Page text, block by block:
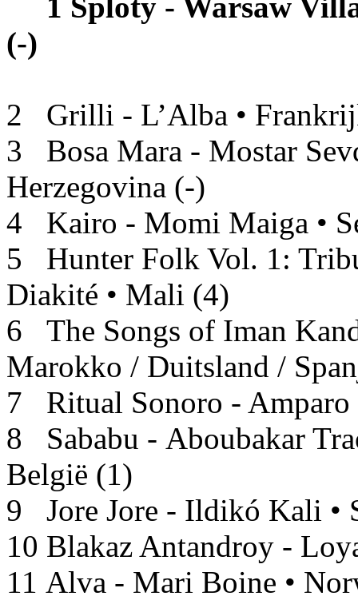
(-)
2 Grilli - L’Alba •
3 Bosa Mara - Mostar
Herzegovina (-)
4 Kairo - Momi Maiga •
5 Hunter Folk Vol. 1:
Diakité • Mali (4)
6 The Songs of Iman
Marokko / Duitsland /
7 Ritual Sonoro - Amparo
8 Sababu - Aboubakar
België (1)
9 Jore Jore - Ildikó Kali •
10 Blakaz Antandroy -
11 Alva - Mari Boine •